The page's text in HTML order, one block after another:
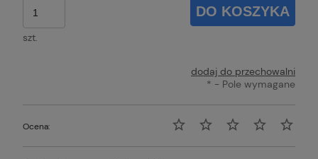
szt.
DO KOSZYKA
dodaj do przechowalni
* - Pole wymagane
Ocena: